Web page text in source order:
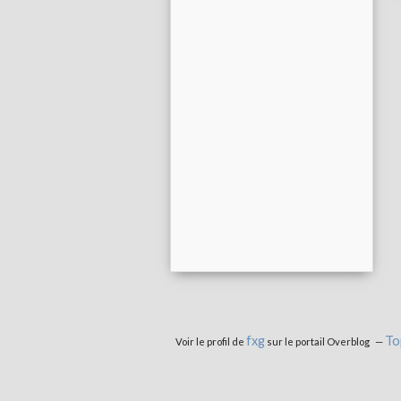
Voir le profil de fxgsur le portail Overblog